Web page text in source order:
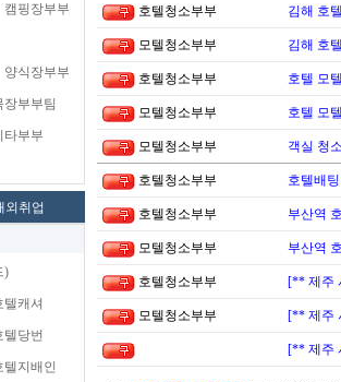
캠핑장부부
양식장부부
장부부팀
타부부
외취업
)
텔캐셔
텔당번
텔지배인
호텔청소부부 김해 호
모텔청소부부 김해 호
호텔청소부부 호텔 모
모텔청소부부 호텔 모
모텔청소부부 객실 청
호텔청소부부 호텔배
호텔청소부부 부산역
모텔청소부부 부산역
호텔청소부부 [** 제주
모텔청소부부 [** 제주
[** 제주